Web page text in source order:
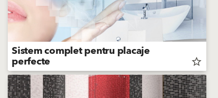
Sistem complet pentru placaje
perfecte star_border